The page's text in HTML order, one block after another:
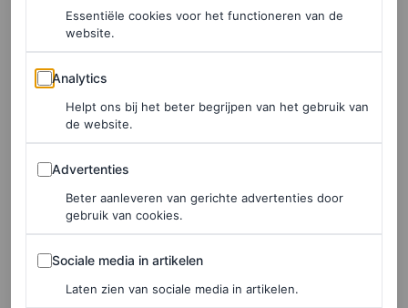
look, die ze steevast combineerde met een oversized trui,
Diana’s tijd mocht
ze is absoluut een voorloper van de trend die tot op de
dag van vandaag populair is.
Essentiële cookies voor het functioneren van de
website.
Analytics
Analytics
Helpt ons bij het beter begrijpen van het gebruik van
de website.
Advertenties
Advertenties
Beter aanleveren van gerichte advertenties door
gebruik van cookies.
Sociale media in artikelen
Sociale media in artikelen
Laten zien van sociale media in artikelen.